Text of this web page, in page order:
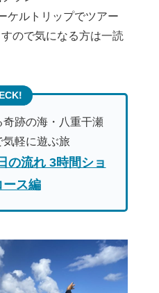
ケルトリップでツアー
ので気になる方は一読
跡の海・八重干瀬
気軽に遊ぶ旅
の流れ 3時間ショ
ース編